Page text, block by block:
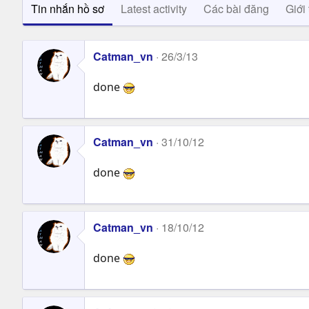
Tin nhắn hồ sơ Latest activity Các bài đăng Giới
Catman_vn 26/3/13
done
Catman_vn 31/10/12
done
Catman_vn 18/10/12
done